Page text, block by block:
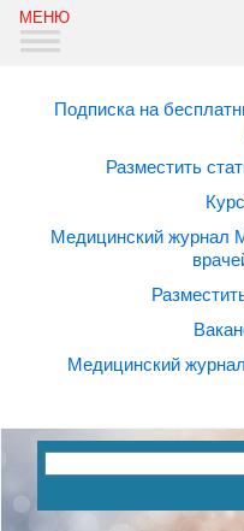
Подписка на
Разместить
Медицинский журнал
Медицинский